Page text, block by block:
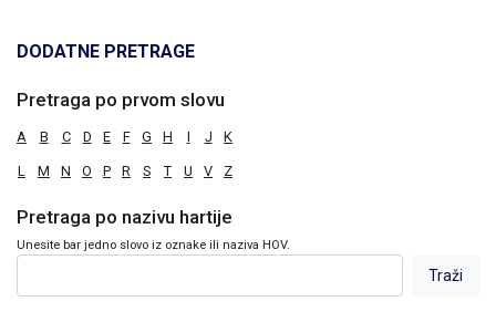
DODATNE PRETRAGE
Pretraga po prvom slovu
A B C D E F G H I J K
L M N O P R S T U V Z
Pretraga po nazivu hartije
Unesite bar jedno slovo iz oznake ili naziva HOV.